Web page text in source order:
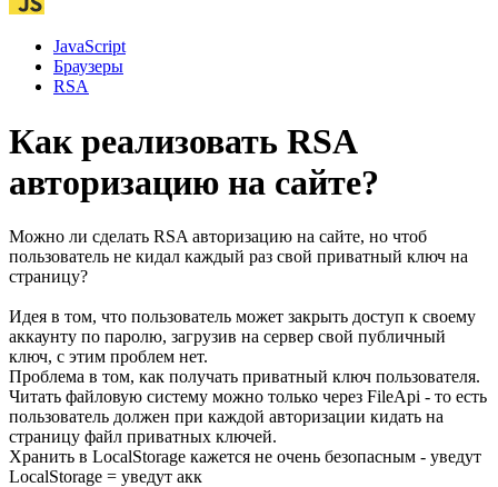
JavaScript
Браузеры
RSA
Как реализовать RSA
авторизацию на сайте?
Можно ли сделать RSA авторизацию на сайте, но чтоб
пользователь не кидал каждый раз свой приватный ключ на
страницу?
Идея в том, что пользователь может закрыть доступ к своему
аккаунту по паролю, загрузив на сервер свой публичный
ключ, с этим проблем нет.
Проблема в том, как получать приватный ключ пользователя.
Читать файловую систему можно только через FileApi - то есть
пользователь должен при каждой авторизации кидать на
страницу файл приватных ключей.
Хранить в LocalStorage кажется не очень безопасным - уведут
LocalStorage = уведут акк